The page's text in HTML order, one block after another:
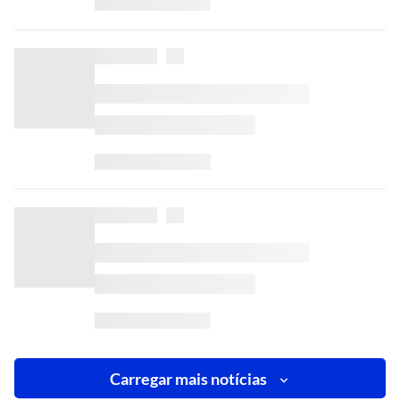
Carregar mais notícias